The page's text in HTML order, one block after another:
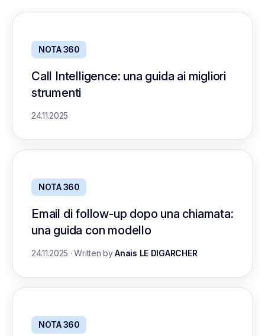
NOTA 360
Call Intelligence: una guida ai migliori
strumenti
24.11.2025
NOTA 360
Email di follow-up dopo una chiamata:
una guida con modello
24.11.2025 ·Written byAnais LE DIGARCHER
NOTA 360